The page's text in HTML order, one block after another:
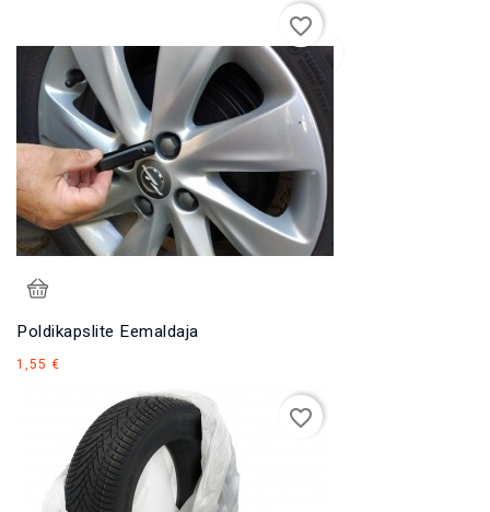
Poldikapslite Eemaldaja
1,55 €
favorite_border
favorite_border